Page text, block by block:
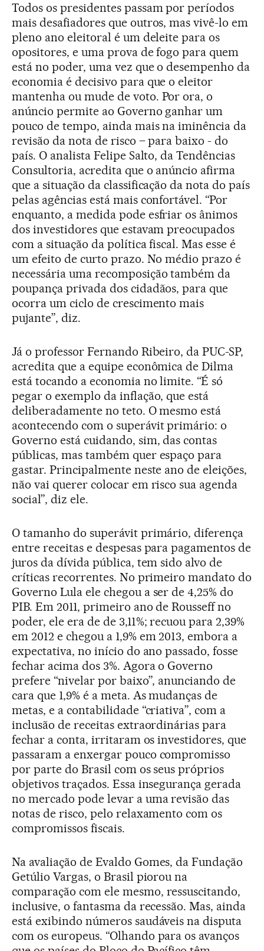
Todos os presidentes passam por períodos
mais desafiadores que outros, mas vivê-lo em
pleno ano eleitoral é um deleite para os
opositores, e uma prova de fogo para quem
está no poder, uma vez que o desempenho da
economia é decisivo para que o eleitor
mantenha ou mude de voto. Por ora, o
anúncio permite ao Governo ganhar um
pouco de tempo, ainda mais na iminência da
revisão da nota de risco – para baixo - do
país. O analista Felipe Salto, da Tendências
Consultoria, acredita que o anúncio afirma
que a situação da classificação da nota do país
pelas agências está mais confortável. “Por
enquanto, a medida pode esfriar os ânimos
dos investidores que estavam preocupados
com a situação da política fiscal. Mas esse é
um efeito de curto prazo. No médio prazo é
necessária uma recomposição também da
poupança privada dos cidadãos, para que
ocorra um ciclo de crescimento mais
pujante”, diz.
Já o professor Fernando Ribeiro, da PUC-SP,
acredita que a equipe econômica de Dilma
está tocando a economia no limite. “É só
pegar o exemplo da inflação, que está
deliberadamente no teto. O mesmo está
acontecendo com o superávit primário: o
Governo está cuidando, sim, das contas
públicas, mas também quer espaço para
gastar. Principalmente neste ano de eleições,
não vai querer colocar em risco sua agenda
social”, diz ele.
O tamanho do superávit primário, diferença
entre receitas e despesas para pagamentos de
juros da dívida pública, tem sido alvo de
críticas recorrentes. No primeiro mandato do
Governo Lula ele chegou a ser de 4,25% do
PIB. Em 2011, primeiro ano de Rousseff no
poder, ele era de de 3,11%; recuou para 2,39%
em 2012 e chegou a 1,9% em 2013, embora a
expectativa, no início do ano passado, fosse
fechar acima dos 3%. Agora o Governo
prefere “nivelar por baixo”, anunciando de
cara que 1,9% é a meta. As mudanças de
metas, e a contabilidade “criativa”, com a
inclusão de receitas extraordinárias para
fechar a conta, irritaram os investidores, que
passaram a enxergar pouco compromisso
por parte do Brasil com os seus próprios
objetivos traçados. Essa insegurança gerada
no mercado pode levar a uma revisão das
notas de risco, pelo relaxamento com os
compromissos fiscais.
Na avaliação de Evaldo Gomes, da Fundação
Getúlio Vargas, o Brasil piorou na
comparação com ele mesmo, ressuscitando,
inclusive, o fantasma da recessão. Mas, ainda
está exibindo números saudáveis na disputa
com os europeus. “Olhando para os avanços